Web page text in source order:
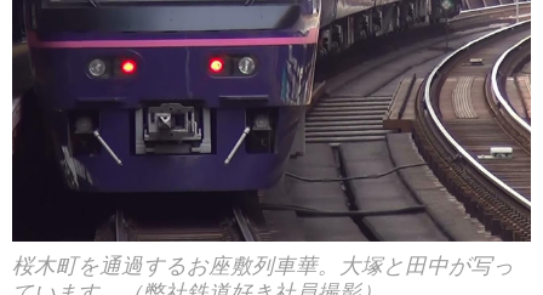
桜木町を通過するお座敷列車華。大塚と田中が写っ